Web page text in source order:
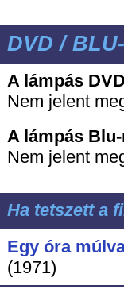
DVD /
A lámpás DVD
Nem jelent
A lámpás
Nem jelent
Ha tetszett a
Egy óra
(1971)